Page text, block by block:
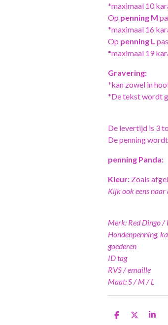
*maximaal 10
Op penning M
*maximaal 16
Op penning L
*maximaal 19
Gravering:
*kan zowel in
*De tekst wordt
De levertijd is 3
De penning wordt
penning Panda:
Kleur: Zoals
Kijk ook eens naar
Merk: Red Dingo /
Hondenpenning,
goederen
ID tag
RVS / emaille
Maat: S / M / L
D
D
S